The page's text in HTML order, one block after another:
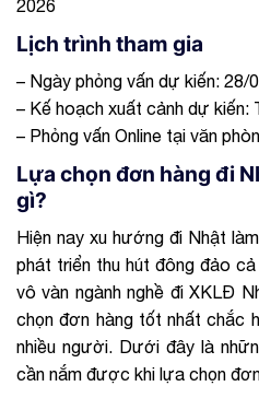
2026
Lịch trình tham gia
– Ngày phỏng vấn dự kiến: 28/
– Kế hoạch xuất cảnh dự kiến:
– Phỏng vấn Online tại văn
Lựa chọn đơn hàng đi
gì?
Hiện nay xu hướng đi Nhật
phát triển thu hút đông đảo
vô vàn ngành nghề đi XKLĐ
chọn đơn hàng tốt nhất chắc
nhiều người. Dưới đây là
cần nắm được khi lựa chọn